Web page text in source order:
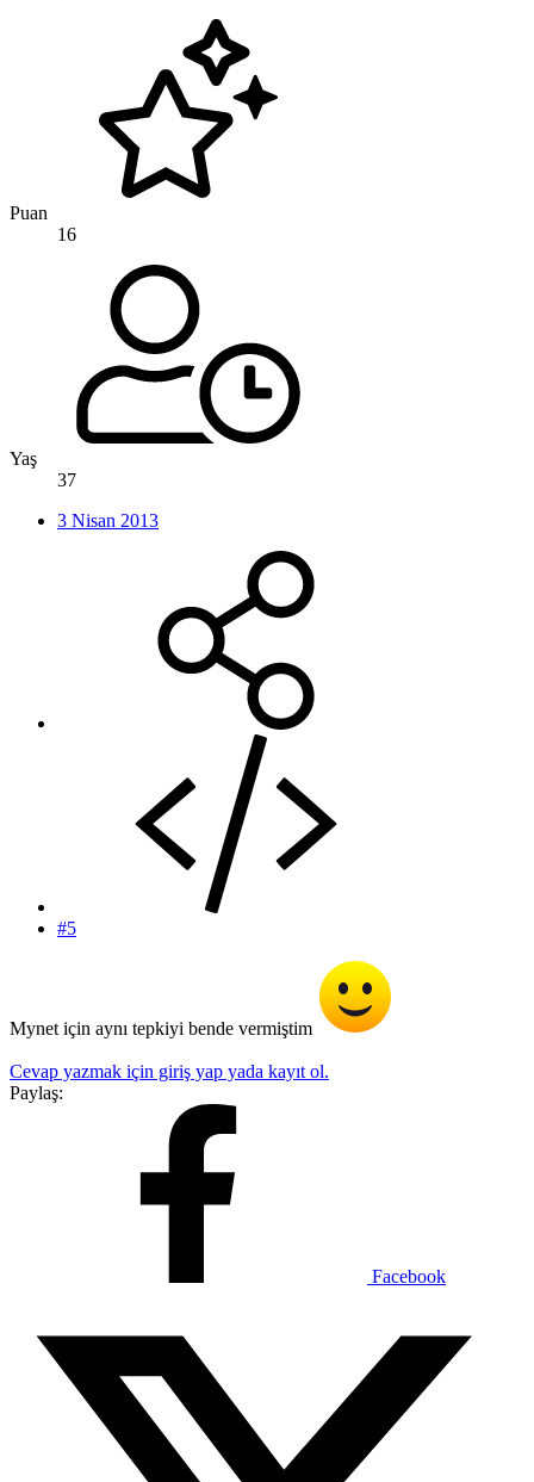
Puan
16
Yaş
37
3 Nisan 2013
#5
Mynet için aynı tepkiyi bende vermiştim
Cevap yazmak için giriş yap yada kayıt ol.
Paylaş:
Facebook